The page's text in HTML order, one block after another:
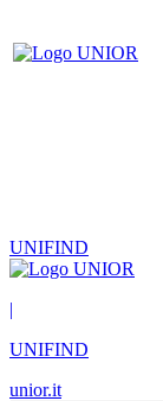
UNIFIND
|
UNIFIND
unior.it